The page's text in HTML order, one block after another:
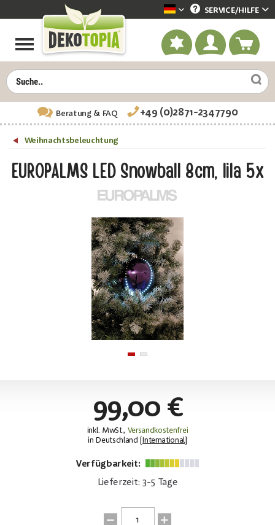
Dekotopia deutsch
SERVICE/HILFE
Beratung& FAQ +49 (0)2871-2347790
Weihnachtsbeleuchtung
EUROPALMS LED Snowball 8cm, lila 5x
99,00 €
inkl. MwSt., Versandkostenfrei
in Deutschland [
International]
Verfügbarkeit:
Lieferzeit: 3-5 Tage